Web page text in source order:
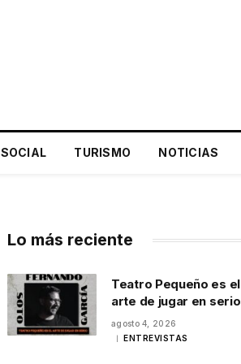
SOCIAL TURISMO NOTICIAS
Lo más reciente
Teatro Pequeño es el
arte de jugar en serio
agosto 4, 2026
ENTREVISTAS